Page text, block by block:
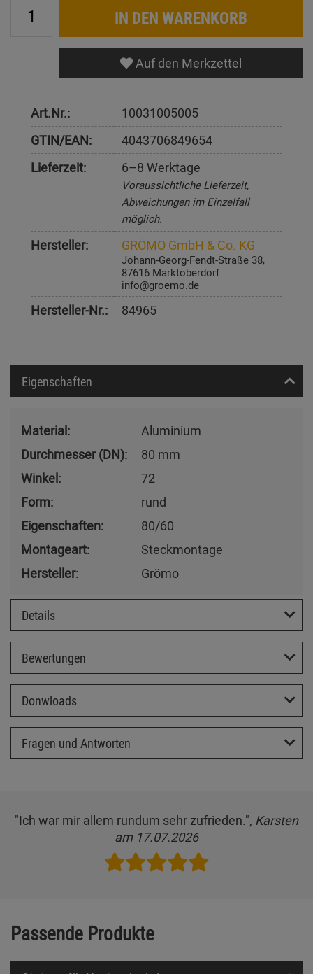
IN DEN WARENKORB
Auf den Merkzettel
Art.Nr.:
10031005005
GTIN/EAN:
4043706849654
Lieferzeit:
6–8 Werktage
Voraussichtliche Lieferzeit,
Abweichungen im Einzelfall
möglich.
Hersteller: GRÖMO GmbH & Co. KG
Johann-Georg-Fendt-Straße 38,
87616 Marktoberdorf
info@groemo.de
Hersteller-Nr.: 84965
Eigenschaften
Material:
Aluminium
Durchmesser (DN):
80 mm
Winkel:
72
Form:
rund
Eigenschaften:
80/60
Montageart:
Steckmontage
Hersteller:
Grömo
Details
Bewertungen
Donwloads
Fragen und Antworten
"Ich war mir allem rundum sehr zufrieden.", Karsten
am 17.07.2026
Passende Produkte